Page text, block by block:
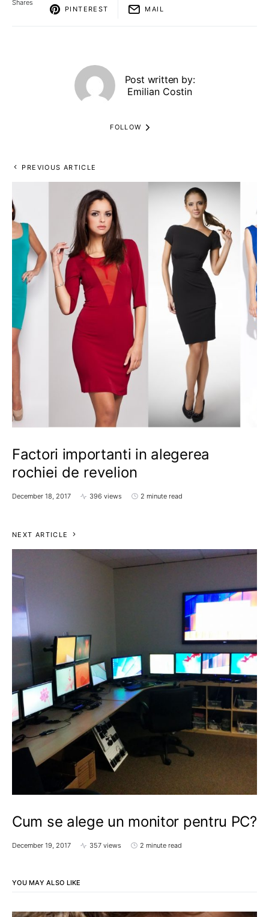
Shares
PINTEREST MAIL
Post written by:
Emilian Costin
FOLLOW
PREVIOUS ARTICLE
Factori importanti in alegerea
rochiei de revelion
December 18, 2017 396 views 2 minute read
NEXT ARTICLE
Cum se alege un monitor pentru PC?
December 19, 2017 357 views 2 minute read
YOU MAY ALSO LIKE